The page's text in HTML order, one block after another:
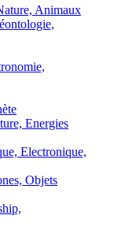
Animaux
Energies
Electronique,
Objets